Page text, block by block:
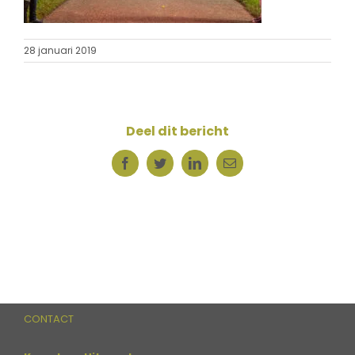
28 januari 2019
Deel dit bericht
FacebookTwitterLinkedIn
E-
mail
CONTACT